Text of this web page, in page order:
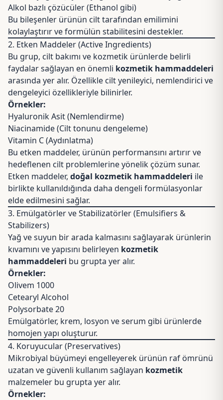
Alkol bazlı çözücüler (Ethanol gibi)
Bu bileşenler ürünün cilt tarafından emilimini
kolaylaştırır ve formülün stabilitesini destekler.
2. Etken Maddeler (Active Ingredients)
Bu grup, cilt bakımı ve kozmetik ürünlerde belirli
faydalar sağlayan en önemli kozmetik hammaddeleri
arasında yer alır. Özellikle cilt yenileyici, nemlendirici ve
dengeleyici özellikleriyle bilinirler.
Örnekler:
Hyaluronik Asit(Nemlendirme)
Niacinamide(Cilt tonunu dengeleme)
Vitamin C(Aydınlatma)
Bu etken maddeler, ürünün performansını artırır ve
hedeflenen cilt problemlerine yönelik çözüm sunar.
Etken maddeler, doğal kozmetik hammaddeleri ile
birlikte kullanıldığında daha dengeli formülasyonlar
elde edilmesini sağlar.
3. Emülgatörler ve Stabilizatörler (Emulsifiers &
Stabilizers)
Yağ ve suyun bir arada kalmasını sağlayarak ürünlerin
kıvamını ve yapısını belirleyen kozmetik
hammaddeleri bu grupta yer alır.
Örnekler:
Olivem 1000
Cetearyl Alcohol
Polysorbate 20
Emülgatörler, krem, losyon ve serum gibi ürünlerde
homojen yapı oluşturur.
4. Koruyucular (Preservatives)
Mikrobiyal büyümeyi engelleyerek ürünün raf ömrünü
uzatan ve güvenli kullanım sağlayan kozmetik
malzemeler bu grupta yer alır.
Örnekler: